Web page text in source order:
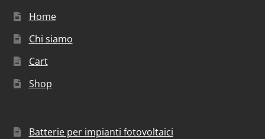
Home
Chi siamo
Cart
Shop
Batterie per impianti fotovoltaici